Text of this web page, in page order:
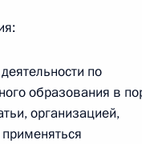
Федерации»
по
образования в
организацией,